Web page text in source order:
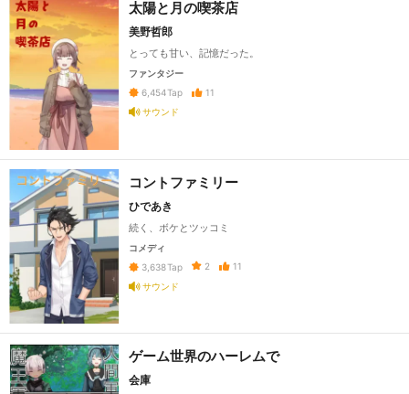
太陽と月の喫茶店
美野哲郎
とっても甘い、記憶だった。
ファンタジー
6,454Tap
11
サウンド
コントファミリー
ひであき
続く、ボケとツッコミ
コメディ
3,638Tap 2
11
サウンド
ゲーム世界のハーレムで
会庫